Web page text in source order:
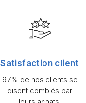
Satisfaction client
97% de nos clients se
disent comblés par